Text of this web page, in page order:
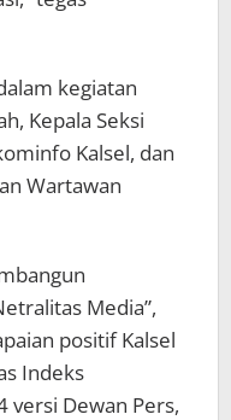
kegiatan
Kepala Seksi
Kalsel, dan
Wartawan
Media”,
positif Kalsel
Indeks
versi Dewan Pers,